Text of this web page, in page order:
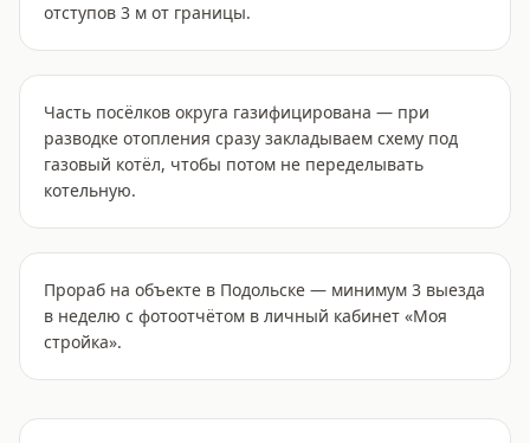
отступов 3 м от границы.
Часть посёлков округа газифицирована — при
разводке отопления сразу закладываем схему под
газовый котёл, чтобы потом не переделывать
котельную.
Прораб на объекте в Подольске — минимум 3 выезда
в неделю с фотоотчётом в личный кабинет «Моя
стройка».